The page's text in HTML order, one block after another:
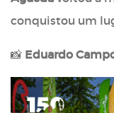
conquistou um
📸 Eduardo